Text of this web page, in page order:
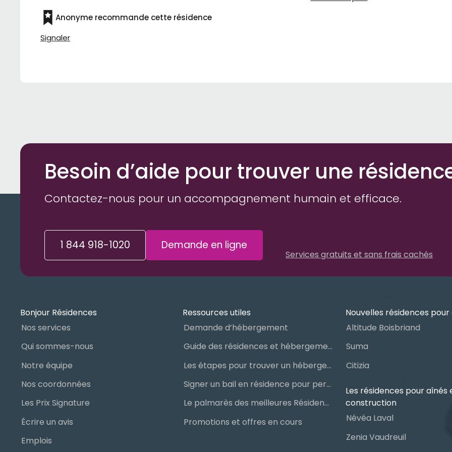
Anonyme recommande cette résidence
Signaler
Besoin d’aide pour trouver une
Contactez-nous pour un accompagnement humain et efficace.
1 844 918-1020 Demande en ligne
Services gratuits et sans frais cachés
Bonjour Résidences
Nos services
Qui sommes-nous
Notre équipe
Nos coordonnées
Les Prix Signature
Écrire un avis
Emplois
Ressources utiles
Demande d’hébergement
Guide des résidences et hébergements pour aînés
Les étapes pour trouver un hébergement public ou privé
Signer un bail en résidence pour personnes âgées (RPA) : ce qu’il faut savoir
Le palmarès des meilleures Résidences Privées pour Aînés (RPA)
Promotions et offres en cours
Nouvelles résidences pour
Altitude Boisbriand
Suma
Citizia
Les résidences pour aînés
construction
Névéa Laval
Zenia Vaudreuil